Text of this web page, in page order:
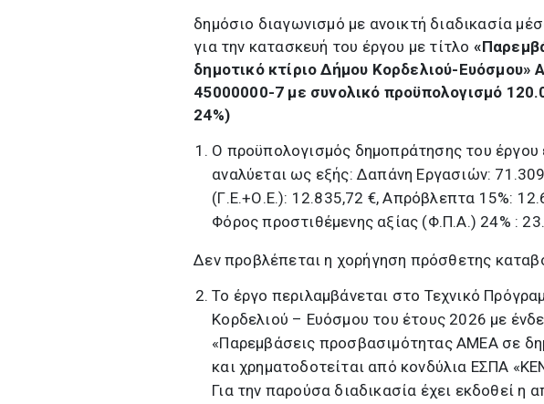
δημόσιο διαγωνισμό με ανοικτή διαδικασία
για την κατασκευή του έργου με τίτλο
δημοτικό κτίριο Δήμου Κορδελιού-Ευόσμου»
45000000-7 με συνολικό προϋπολογισμό
24%)
Ο προϋπολογισμός δημοπράτησης του έργου
αναλύεται ως εξής: Δαπάνη Εργασιών:
(Γ.Ε.+Ο.Ε.): 12.835,72 €, Απρόβλεπτα 15%:
Φόρος προστιθέμενης αξίας (Φ.Π.Α.) 24% :
Δεν προβλέπεται η χορήγηση πρόσθετης
Το έργο περιλαμβάνεται στο Τεχνικό
Κορδελιού – Ευόσμου του έτους 2026 με
«Παρεμβάσεις προσβασιμότητας ΑΜΕΑ σε
και χρηματοδοτείται από κονδύλια ΕΣΠΑ
Για την παρούσα διαδικασία έχει εκδοθεί